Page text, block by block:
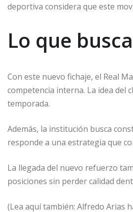
deportiva considera que este
Lo que
Con este nuevo fichaje, el Real
competencia interna. La idea
temporada.
Además, la institución busca
responde a una estrategia que
La llegada del nuevo refuerzo
posiciones sin perder calidad
(Lea aquí también: Alfredo Arias